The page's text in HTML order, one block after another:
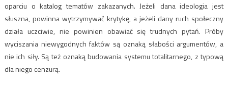
oparciu o katalog tematów zakazanych. Jeżeli dana ideologia jest
słuszna, powinna wytrzymywać krytykę, a jeżeli dany ruch społeczny
działa uczciwie, nie powinien obawiać się trudnych pytań. Próby
wyciszania niewygodnych faktów są oznaką słabości argumentów, a
nie ich siły. Są też oznaką budowania systemu totalitarnego, z typową
dla niego cenzurą.